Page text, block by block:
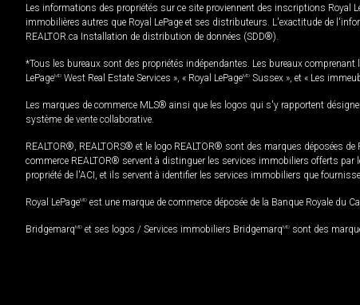
Les informations des propriétés sur ce site proviennent des inscriptions Royal
immobilières autres que Royal LePage et ses distributeurs. L'exactitude de
REALTOR.ca Installation de distribution de données (SDD®).
*Tous les bureaux sont des propriétés indépendantes. Les bureaux comprenant
LePageMD West Real Estate Services », « Royal LePageMD Sussex », et « Les
Les marques de commerce MLS® ainsi que les logos qui s'y rapportent
système de vente collaborative.
REALTOR®, REALTORS® et le logo REALTOR® sont des marques déposées
commerce REALTOR® servent à distinguer les services immobiliers offerts
propriété de l'ACI, et ils servent à identifier les services immobiliers que
Royal LePageMD est une marque de commerce déposée de la Banque Royale du
BridgemarqMD et ses logos / Services immobiliers BridgemarqMD sont des